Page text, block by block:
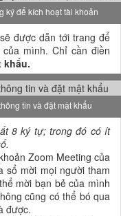
ký để kích hoạt tài khoản
được dẫn tới trang để
mình. Chỉ cần điền
khẩu.
tin và đặt mật khẩu
8 ký tự; trong đó có ít
Zoom Meeting của
sổ mời mọi người tham
mời bạn bẻ của mình
cũng có thể bó qua
được.